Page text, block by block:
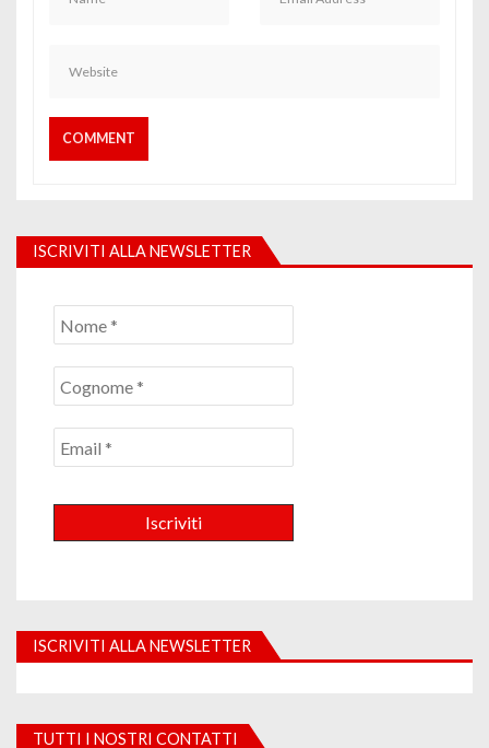
ISCRIVITI ALLA NEWSLETTER
ISCRIVITI ALLA NEWSLETTER
TUTTI I NOSTRI CONTATTI